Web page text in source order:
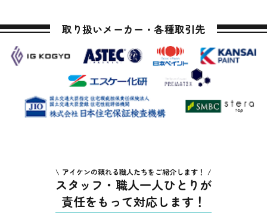
取り扱いメーカー・各種取引先
アイケンの頼れる職人たちをご紹介します！
スタッフ・職人一人ひとりが
責任をもって対応します！